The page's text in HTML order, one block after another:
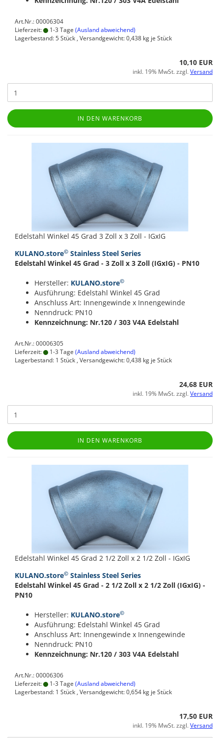
Art.Nr.: 00006304
Lieferzeit:
1-3 Tage (Ausland abweichend)
Lagerbestand: 5 Stück , Versandgewicht:0,438 kg je Stück
10,10 EUR
inkl. 19% MwSt. zzgl.Versand
IN DEN WARENKORB
Edelstahl Winkel 45 Grad 3 Zoll x 3 Zoll - IGxIG
KULANO.store© Stainless Steel Series
Edelstahl Winkel 45 Grad - 3 Zoll x 3 Zoll (IGxIG) - PN10
Hersteller: KULANO.store©
Ausführung: Edelstahl Winkel 45 Grad
Anschluss Art: Innengewinde x Innengewinde
Nenndruck: PN10
Kennzeichnung: Nr.120 / 303 V4A Edelstahl
Art.Nr.: 00006305
Lieferzeit:
1-3 Tage (Ausland abweichend)
Lagerbestand: 1 Stück , Versandgewicht:0,438 kg je Stück
24,68 EUR
inkl. 19% MwSt. zzgl.Versand
IN DEN WARENKORB
Edelstahl Winkel 45 Grad 2 1/2 Zoll x 2 1/2 Zoll - IGxIG
KULANO.store© Stainless Steel Series
Edelstahl Winkel 45 Grad - 2 1/2 Zoll x 2 1/2 Zoll (IGxIG) -
PN10
Hersteller: KULANO.store©
Ausführung: Edelstahl Winkel 45 Grad
Anschluss Art: Innengewinde x Innengewinde
Nenndruck: PN10
Kennzeichnung: Nr.120 / 303 V4A Edelstahl
Art.Nr.: 00006306
Lieferzeit:
1-3 Tage (Ausland abweichend)
Lagerbestand: 1 Stück , Versandgewicht:0,654 kg je Stück
17,50 EUR
inkl. 19% MwSt. zzgl.Versand